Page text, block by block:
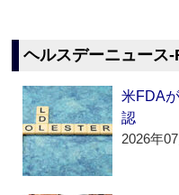
ヘルスデーニュース
米FDA
認
2026年